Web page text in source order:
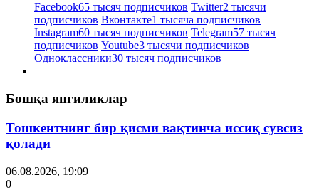
Facebook65 тысяч подписчиков Twitter2 тысячи
подписчиков Вконтакте1 тысяча подписчиков
Instagram60 тысяч подписчиков Telegram57 тысяч
подписчиков Youtube3 тысячи подписчиков
Одноклассники30 тысяч подписчиков
Бошқа янгиликлар
Тошкентнинг бир қисми вақтинча иссиқ сувсиз
қолади
06.08.2026, 19:09
0